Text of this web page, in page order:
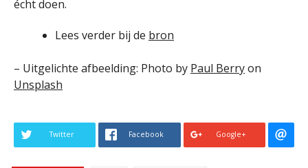
écht doen.
Lees verder bij de bron
– Uitgelichte afbeelding: Photo by Paul Berryon
Unsplash
Twitter Facebook Google+